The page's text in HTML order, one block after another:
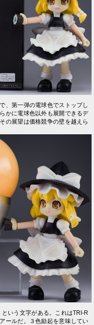
、第一弾の電球色でストップし
かに電球色以外も展開できるデ
の展望は価格競争の壁を越えら
いう文字がある。これはTRI-R
ールだ。３色励起を意味してい